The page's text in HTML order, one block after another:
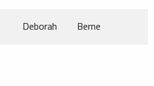
Deborah Berne